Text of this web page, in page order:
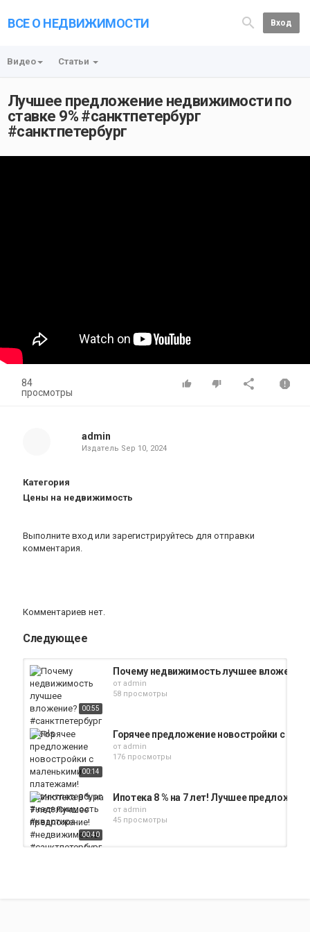
ВСЕ О НЕДВИЖИМОСТИ Вход
Видео Статьи
Лучшее предложение недвижимости по
ставке 9% #санктпетербург
#санктпетербург
84
просмотры
admin
Издатель Sep 10, 2024
Категория
Цены на недвижимость
Выполните вход или зарегистрируйтесь для отправки
комментария.
Комментариев нет.
Следующее
00:55
Почему недвижимость лучшее
от admin
58 просмотры
00:14
Горячее предложение новостройки с
от admin
176 просмотры
00:40
Ипотека 8 % на 7 лет! Лучшее
от admin
45 просмотры